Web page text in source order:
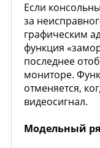
Если
за
графическим
функция
последнее
мониторе.
отменяется,
видеосигнал.
Модельный